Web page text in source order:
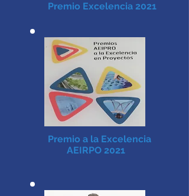
Premio Excelencia 2021
Premio a la Excelencia
AEIRPO 2021